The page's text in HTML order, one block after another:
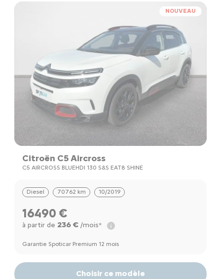
NOUVEAU
Citroën C5 Aircross
C5 AIRCROSS BLUEHDI 130 S&S EAT8 SHINE
Diesel 70762 km 10/2019
16490 €
à partir de 236 €/mois*
Garantie Spoticar Premium 12 mois
Choisir ce modèle